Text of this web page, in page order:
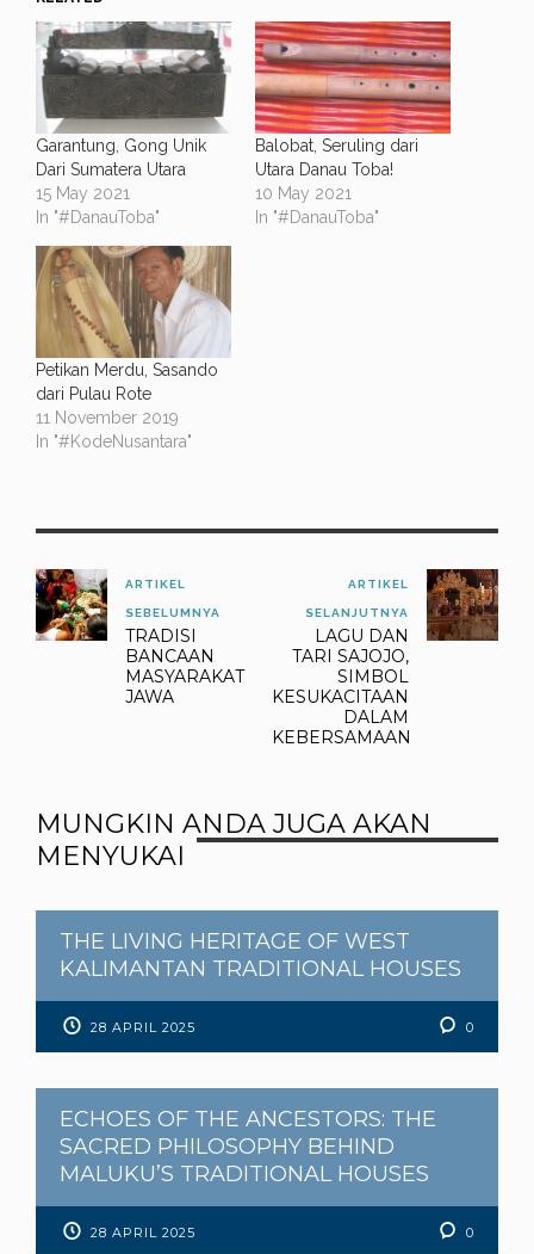
Garantung, Gong Unik
Dari Sumatera Utara
15 May 2021
In "#DanauToba"
Balobat, Seruling dari
Utara Danau Toba!
10 May 2021
In "#DanauToba"
Petikan Merdu, Sasando
dari Pulau Rote
11 November 2019
In "#KodeNusantara"
ARTIKEL
SEBELUMNYA
TRADISI
BANCAAN
MASYARAKAT
JAWA
ARTIKEL
SELANJUTNYA
LAGU DAN
TARI SAJOJO,
SIMBOL
KESUKACITAAN
DALAM
KEBERSAMAAN
MUNGKIN ANDA JUGA AKAN
MENYUKAI
THE LIVING HERITAGE OF WEST
KALIMANTAN TRADITIONAL HOUSES
28 APRIL 2025 0
ECHOES OF THE ANCESTORS: THE
SACRED PHILOSOPHY BEHIND
MALUKU’S TRADITIONAL HOUSES
28 APRIL 2025 0